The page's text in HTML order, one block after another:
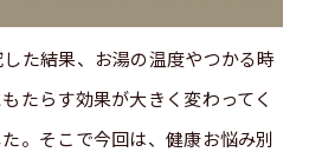
た結果、お湯の温度やつかる時
たらす効果が大きく変わってく
。そこで今回は、健康お悩み別